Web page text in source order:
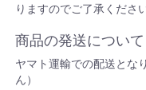
りますのでご了承ください
商品の発送について
ヤマト運輸での配送とな
ん）